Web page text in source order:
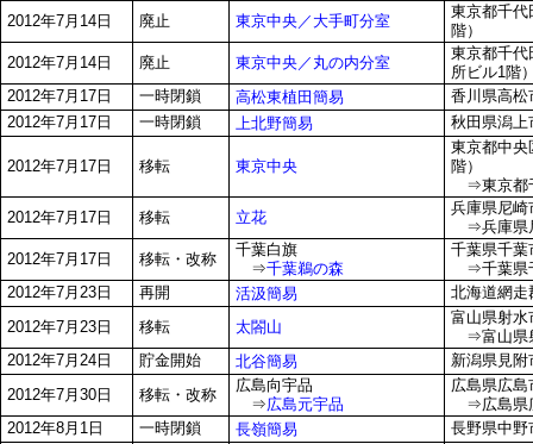
2012年7月14日
廃止 東京中央／大手町分室
東京都千代
階）
2012年7月14日
廃止 東京中央／丸の内分室
東京都千代
所ビル1階
2012年7月17日
一時閉鎖 高松東植田簡易
香川県高松
2012年7月17日
一時閉鎖 上北野簡易 秋田県潟上
2012年7月17日 移転 東京中央
東京都中央
階）
⇒東京都
2012年7月17日
移転 立花
兵庫県尼崎
⇒兵庫県
2012年7月17日
移転・改称
千葉白旗
⇒千葉鵜の森
千葉県千葉
⇒千葉県
2012年7月23日
再開 活汲簡易
北海道網走
2012年7月23日
移転 太閤山
富山県射水
⇒富山県
2012年7月24日
貯金開始 北谷簡易
新潟県見附
2012年7月30日
移転・改称
広島向宇品
⇒広島元宇品
広島県広
⇒広島県
2012年8月1日
一時閉鎖 長嶺簡易
長野県中野